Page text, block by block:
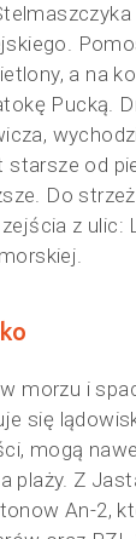
a na
Pucką.
starsze od
Do
z ulic:
morzu i
się
mogą
plaży. Z
An-2,